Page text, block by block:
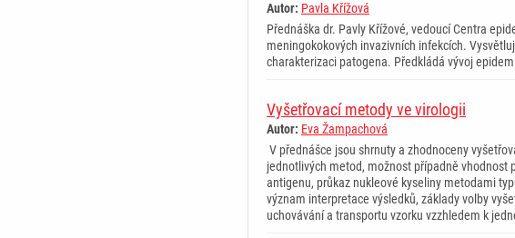
Autor: Pavla Křížová
Přednáška dr. Pavly Křížové, vedoucí Centra
meningokokových invazivních infekcích.
charakterizaci patogena. Předkládá vývoj
Vyšetřovací metody ve virologii
Autor: Eva Žampachová
V přednášce jsou shrnuty a zhodnoceny
jednotlivých metod, možnost případně vhodnost
antigenu, průkaz nukleové kyseliny metodami
význam interpretace výsledků, základy volby
uchovávání a transportu vzorku vzzhledem k